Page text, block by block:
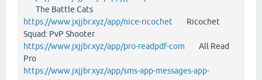
The Battle Cats
https://www.jxjjbr.xyz/app/nice-ricochet Ricochet
Squad: PvP Shooter
https://www.jxjjbr.xyz/app/pro-readpdf-com All Read
Pro
https://www.jxjjbr.xyz/app/sms-app-messages-app-